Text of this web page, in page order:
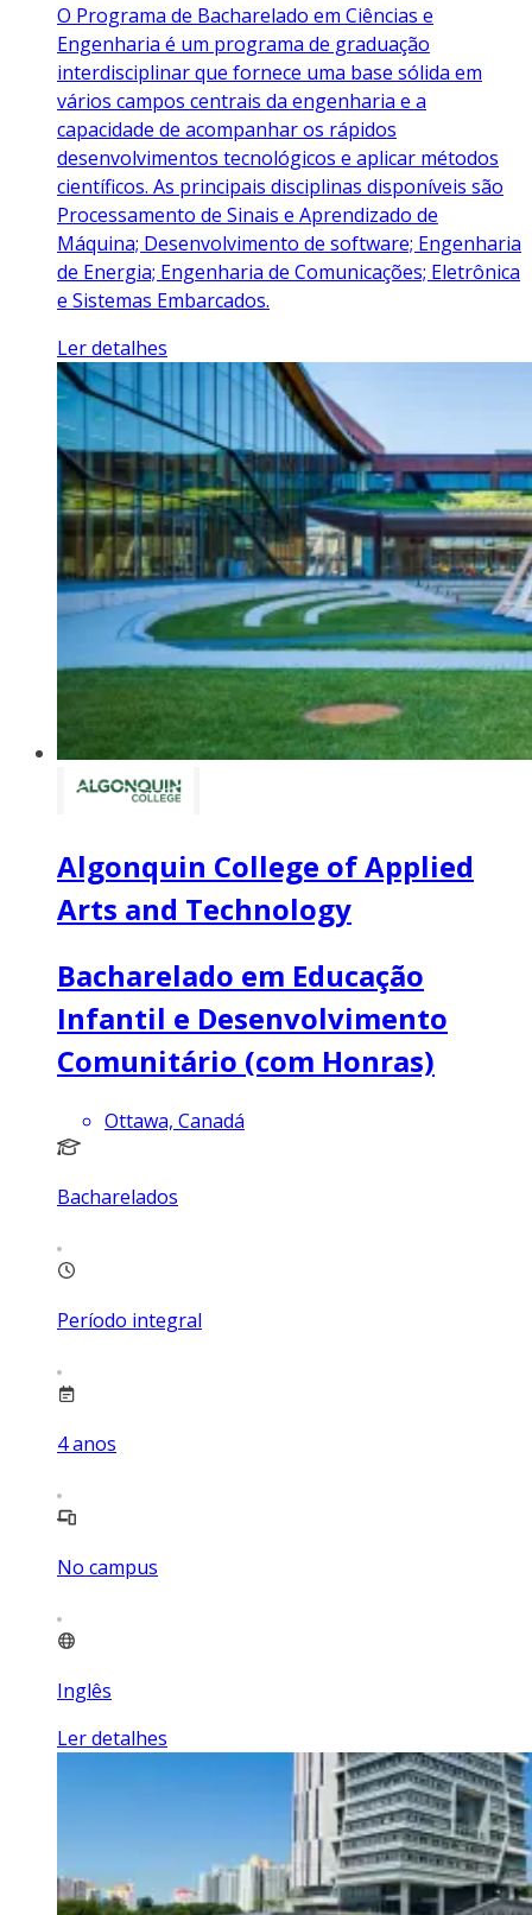
O Programa de Bacharelado em Ciências e
Engenharia é um programa de graduação
interdisciplinar que fornece uma base sólida em
vários campos centrais da engenharia e a
capacidade de acompanhar os rápidos
desenvolvimentos tecnológicos e aplicar métodos
científicos. As principais disciplinas disponíveis são
Processamento de Sinais e Aprendizado de
Máquina; Desenvolvimento de software; Engenharia
de Energia; Engenharia de Comunicações; Eletrônica
e Sistemas Embarcados.
Ler detalhes
Algonquin College of Applied
Arts and Technology
Bacharelado em Educação
Infantil e Desenvolvimento
Comunitário (com Honras)
Ottawa, Canadá
Bacharelados
Período integral
4anos
No campus
Inglês
Ler detalhes